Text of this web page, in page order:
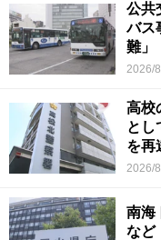
公共
バス
難」
2026/
高校
と
を再
2026/
南海
など